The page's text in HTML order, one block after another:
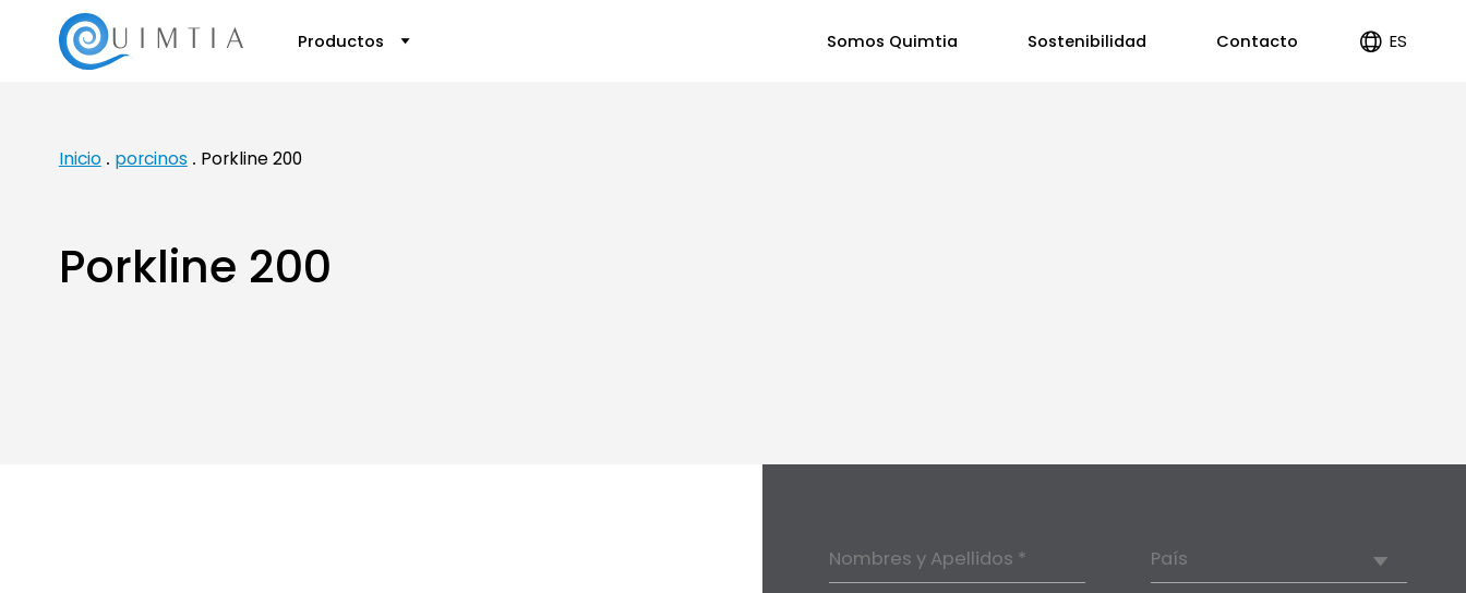
Productos Somos Quimtia Sostenibilidad Contacto ES
Inicio
porcinos Porkline 200
Porkline 200
Nombres y Apellidos * País